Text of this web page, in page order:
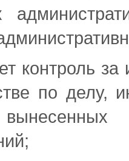
контроль
по делу,